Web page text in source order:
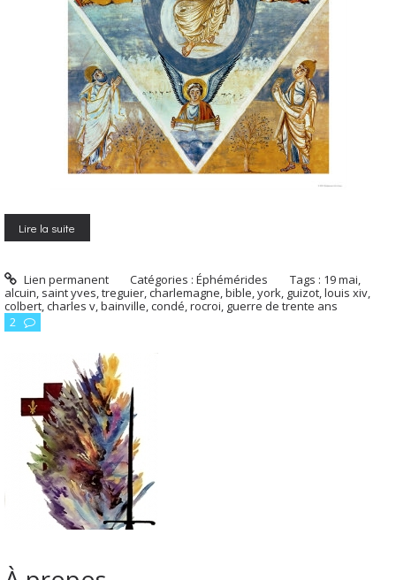
Lire la suite
Lien permanent Catégories :Éphémérides Tags : 19 mai,
alcuin, saint yves,treguier,charlemagne,bible,york, guizot,louis xiv,
colbert,charles v,bainville,condé,rocroi, guerre de trente ans
2